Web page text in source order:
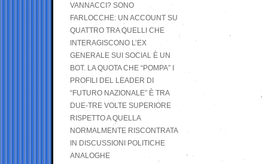
VANNACCI? SONO
FARLOCCHE: UN ACCOUNT SU
QUATTRO TRA QUELLI CHE
INTERAGISCONO L’EX
GENERALE SUI SOCIAL È UN
BOT. LA QUOTA CHE “POMPA” I
PROFILI DEL LEADER DI
“FUTURO NAZIONALE” È TRA
DUE-TRE VOLTE SUPERIORE
RISPETTO A QUELLA
NORMALMENTE RISCONTRATA
IN DISCUSSIONI POLITICHE
ANALOGHE